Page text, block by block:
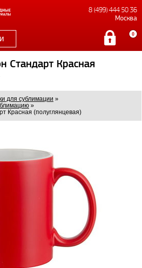
8 (499) 444 50 36
Москва
0
Стандарт Красная
для сублимации »
»
Красная (полуглянцевая)